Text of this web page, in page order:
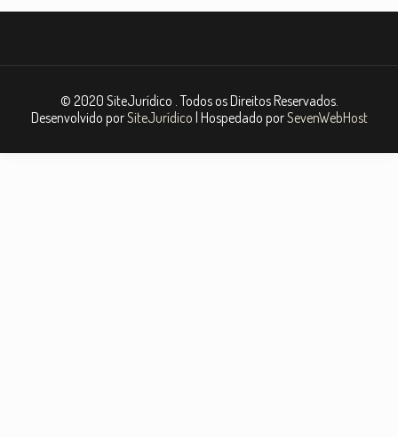
© 2020 SiteJurídico . Todos os Direitos Reservados.
Desenvolvido porSiteJurídico | Hospedado porSevenWebHost